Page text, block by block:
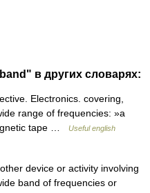
в других словарях:
Electronics. covering,
range of frequencies: »a
tape …
Useful english
device or activity involving
band of frequencies or